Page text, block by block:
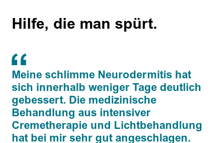
Hilfe, die man spürt.
Meine schlimme Neurodermitis hat
sich innerhalb weniger Tage deutlich
gebessert. Die medizinische
Behandlung aus intensiver
Cremetherapie und Lichtbehandlung
hat bei mir sehr gut angeschlagen.